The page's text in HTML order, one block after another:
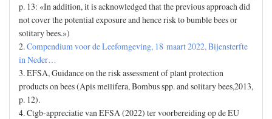
p. 13: «In addition, it is acknowledged that the previous approach did
not cover the potential exposure and hence risk to bumble bees or
solitary bees.»)
2.Compendium voor de Leefomgeving, 18 maart 2022, Bijensterfte
in Neder…
3. EFSA, Guidance on the risk assessment of plant protection
products on bees (Apis mellifera, Bombus spp. and solitary bees,2013,
p. 12).
4. Ctgb-appreciatie van EFSA (2022) ter voorbereiding op de EU